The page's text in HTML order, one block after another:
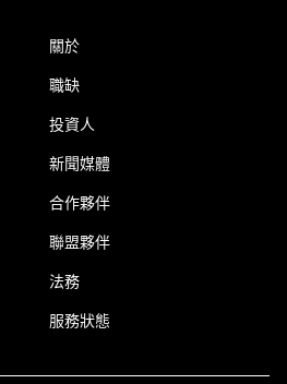
關於
職缺
投資人
新聞媒體
合作夥伴
聯盟夥伴
法務
服務狀態